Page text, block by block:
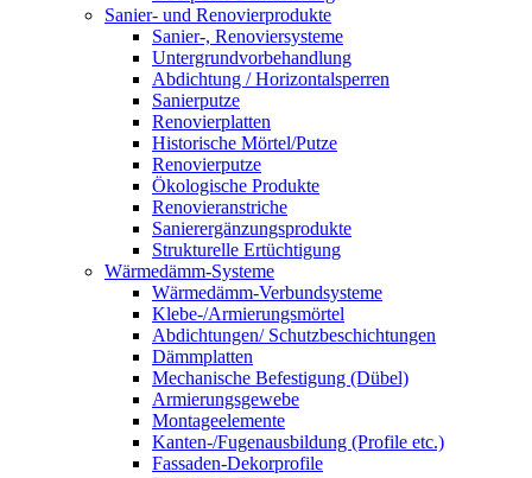
Sanier- und Renovierprodukte
Sanier-, Renoviersysteme
Untergrundvorbehandlung
Abdichtung / Horizontalsperren
Sanierputze
Renovierplatten
Historische Mörtel/Putze
Renovierputze
Ökologische Produkte
Renovieranstriche
Sanierergänzungsprodukte
Strukturelle Ertüchtigung
Wärmedämm-Systeme
Wärmedämm-Verbundsysteme
Klebe-/Armierungsmörtel
Abdichtungen/ Schutzbeschichtungen
Dämmplatten
Mechanische Befestigung (Dübel)
Armierungsgewebe
Montageelemente
Kanten-/Fugenausbildung (Profile etc.)
Fassaden-Dekorprofile